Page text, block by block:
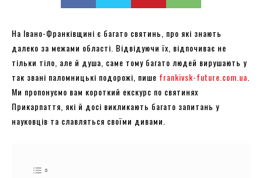
На Івано-Франківщині є багато святинь, про які знають
далеко за межами області. Відвідуючи їх, відпочиває не
тільки тіло, але й душа, саме тому багато людей вирушають у
так звані паломницькі подорожі, пише frankivsk-future.com.ua
Ми пропонуємо вам короткий екскурс по святинях
Прикарпаття, які й досі викликають багато запитань у
науковців та славляться своїми дивами.